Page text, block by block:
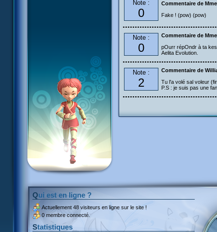
Note :
0
Commentaire de
Fake ! (pow) (pow)
Note :
0
Commentaire de
pOurr répOndr à ta
Aelita Evolution.
Note :
2
Commentaire de
Tu l'a volé sal voleur
P.S : je suis pas une
Qui est en ligne ?
Actuellement 48 visiteurs en ligne sur le site !
0 membre connecté.
Statistiques